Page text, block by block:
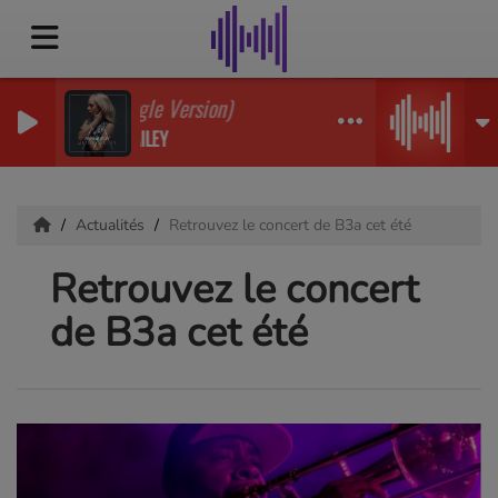
Rude (Single Version)
MADILYN BAILEY
Actualités Retrouvez le concert de B3a cet été
Retrouvez le concert
de B3a cet été